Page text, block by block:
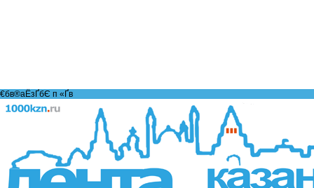
€бв®аЁзҐбЄ п «Ґ­в